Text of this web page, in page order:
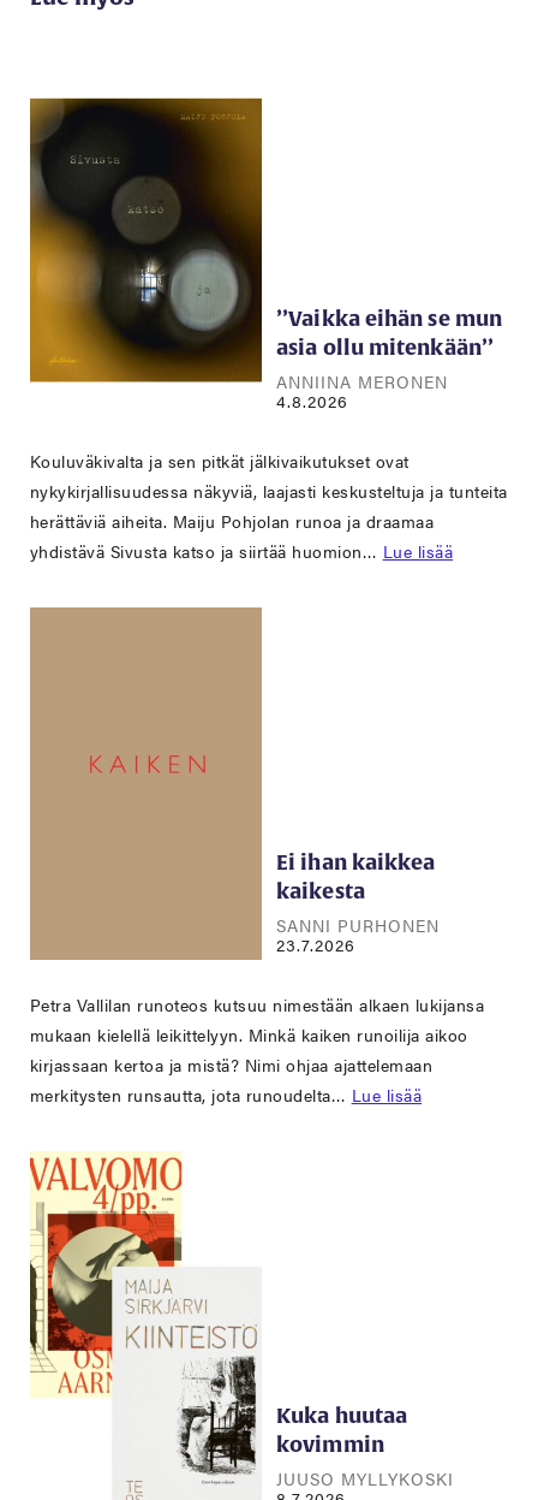
’’Vaikka eihän se mun
asia ollu mitenkään’’
ANNIINA MERONEN
4.8.2026
Kouluväkivalta ja sen pitkät jälkivaikutukset ovat
nykykirjallisuudessa näkyviä, laajasti keskusteltuja ja tunteita
herättäviä aiheita. Maiju Pohjolan runoa ja draamaa
yhdistävä Sivusta katso ja siirtää huomion… Lue lisää
Ei ihan kaikkea
kaikesta
SANNI PURHONEN
23.7.2026
Petra Vallilan runoteos kutsuu nimestään alkaen lukijansa
mukaan kielellä leikittelyyn. Minkä kaiken runoilija aikoo
kirjassaan kertoa ja mistä? Nimi ohjaa ajattelemaan
merkitysten runsautta, jota runoudelta… Lue lisää
Kuka huutaa
kovimmin
JUUSO MYLLYKOSKI